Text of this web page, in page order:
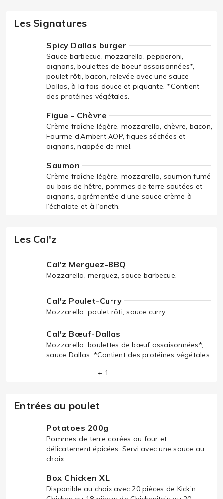
Les Signatures
Spicy Dallas burger
Sauce barbecue, mozzarella, pepperoni,
oignons, boulettes de boeuf assaisonnées*,
poulet rôti, bacon, relevée avec une sauce
Dallas, à la fois douce et piquante. *Contient
des protéines végétales.
Figue - Chèvre
Crème fraîche légère, mozzarella, chèvre, bacon,
Fourme d’Ambert AOP, figues séchées et
oignons, nappée de miel.
Saumon
Crème fraîche légère, mozzarella, saumon fumé
au bois de hêtre, pommes de terre sautées et
oignons, agrémentée d’une sauce crème à
l’échalote et à l’aneth.
Les Cal'z
Cal'z Merguez-BBQ
Mozzarella, merguez, sauce barbecue.
Cal'z Poulet-Curry
Mozzarella, poulet rôti, sauce curry.
Cal'z Bœuf-Dallas
Mozzarella, boulettes de bœuf assaisonnées*,
sauce Dallas. *Contient des protéines végétales.
+ 1
Entrées au poulet
Potatoes 200g
Pommes de terre dorées au four et
délicatement épicées. Servi avec une sauce au
choix.
Box Chicken XL
Disponible au choix avec 20 pièces de Kick’n